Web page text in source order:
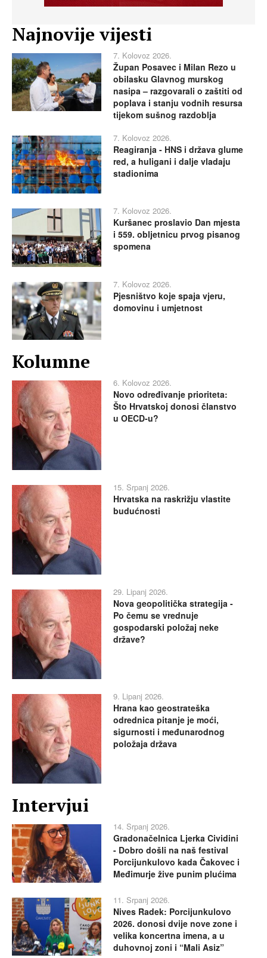
Najnovije vijesti
7. Kolovoz 2026.
Župan Posavec i Milan Rezo u
obilasku Glavnog murskog
nasipa – razgovarali o zaštiti od
poplava i stanju vodnih resursa
tijekom sušnog razdoblja
7. Kolovoz 2026.
Reagiranja - HNS i država glume
red, a huligani i dalje vladaju
stadionima
7. Kolovoz 2026.
Kuršanec proslavio Dan mjesta
i 559. obljetnicu prvog pisanog
spomena
7. Kolovoz 2026.
Pjesništvo koje spaja vjeru,
domovinu i umjetnost
Kolumne
6. Kolovoz 2026.
Novo određivanje prioriteta:
Što Hrvatskoj donosi članstvo
u OECD-u?
15. Srpanj 2026.
Hrvatska na raskrižju vlastite
budućnosti
29. Lipanj 2026.
Nova geopolitička strategija -
Po čemu se vrednuje
gospodarski položaj neke
države?
9. Lipanj 2026.
Hrana kao geostrateška
odrednica pitanje je moći,
sigurnosti i međunarodnog
položaja država
Intervjui
14. Srpanj 2026.
Gradonačelnica Ljerka Cividini
- Dobro došli na naš festival
Porcijunkulovo kada Čakovec i
Međimurje žive punim plućima
11. Srpanj 2026.
Nives Radek: Porcijunkulovo
2026. donosi dvije nove zone i
velika koncertna imena, a u
duhovnoj zoni i “Mali Asiz”